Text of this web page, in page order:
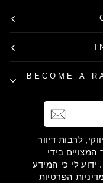
BECOME A
לרבות דיוור
בידי
החברה ובכלל זה דוא"ל ו- SMS. ידוע לי כי המידע
הפרטיות